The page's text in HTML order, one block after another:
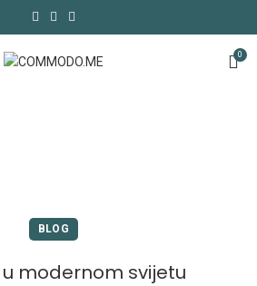
0
BLOG
u modernom svijetu